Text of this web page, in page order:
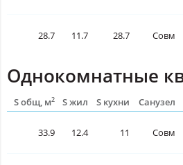
28.7 11.7 28.7 Совм
Однокомнатные
S общ, м2 S жил S кухни Санузел
33.9 12.4 11 Совм